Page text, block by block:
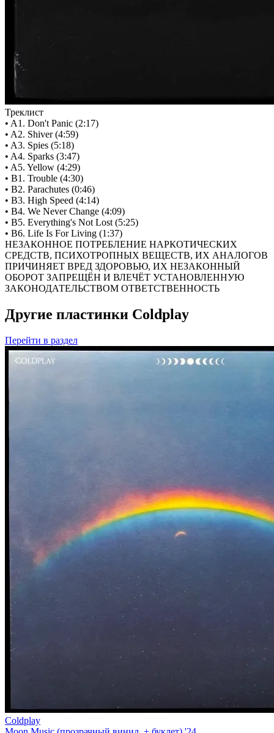
Треклист
• A1. Don't Panic (2:17)
• A2. Shiver (4:59)
• A3. Spies (5:18)
• A4. Sparks (3:47)
• A5. Yellow (4:29)
• B1. Trouble (4:30)
• B2. Parachutes (0:46)
• B3. High Speed (4:14)
• B4. We Never Change (4:09)
• B5. Everything's Not Lost (5:25)
• B6. Life Is For Living (1:37)
НЕЗАКОННОЕ ПОТРЕБЛЕНИЕ НАРКОТИЧЕСКИХ
СРЕДСТВ, ПСИХОТРОПНЫХ ВЕЩЕСТВ, ИХ АНАЛОГОВ
ПРИЧИНЯЕТ ВРЕД ЗДОРОВЬЮ, ИХ НЕЗАКОННЫЙ
ОБОРОТ ЗАПРЕЩЁН И ВЛЕЧЁТ УСТАНОВЛЕННУЮ
ЗАКОНОДАТЕЛЬСТВОМ ОТВЕТСТВЕННОСТЬ
Другие пластинки Coldplay
Перейти в раздел
Coldplay